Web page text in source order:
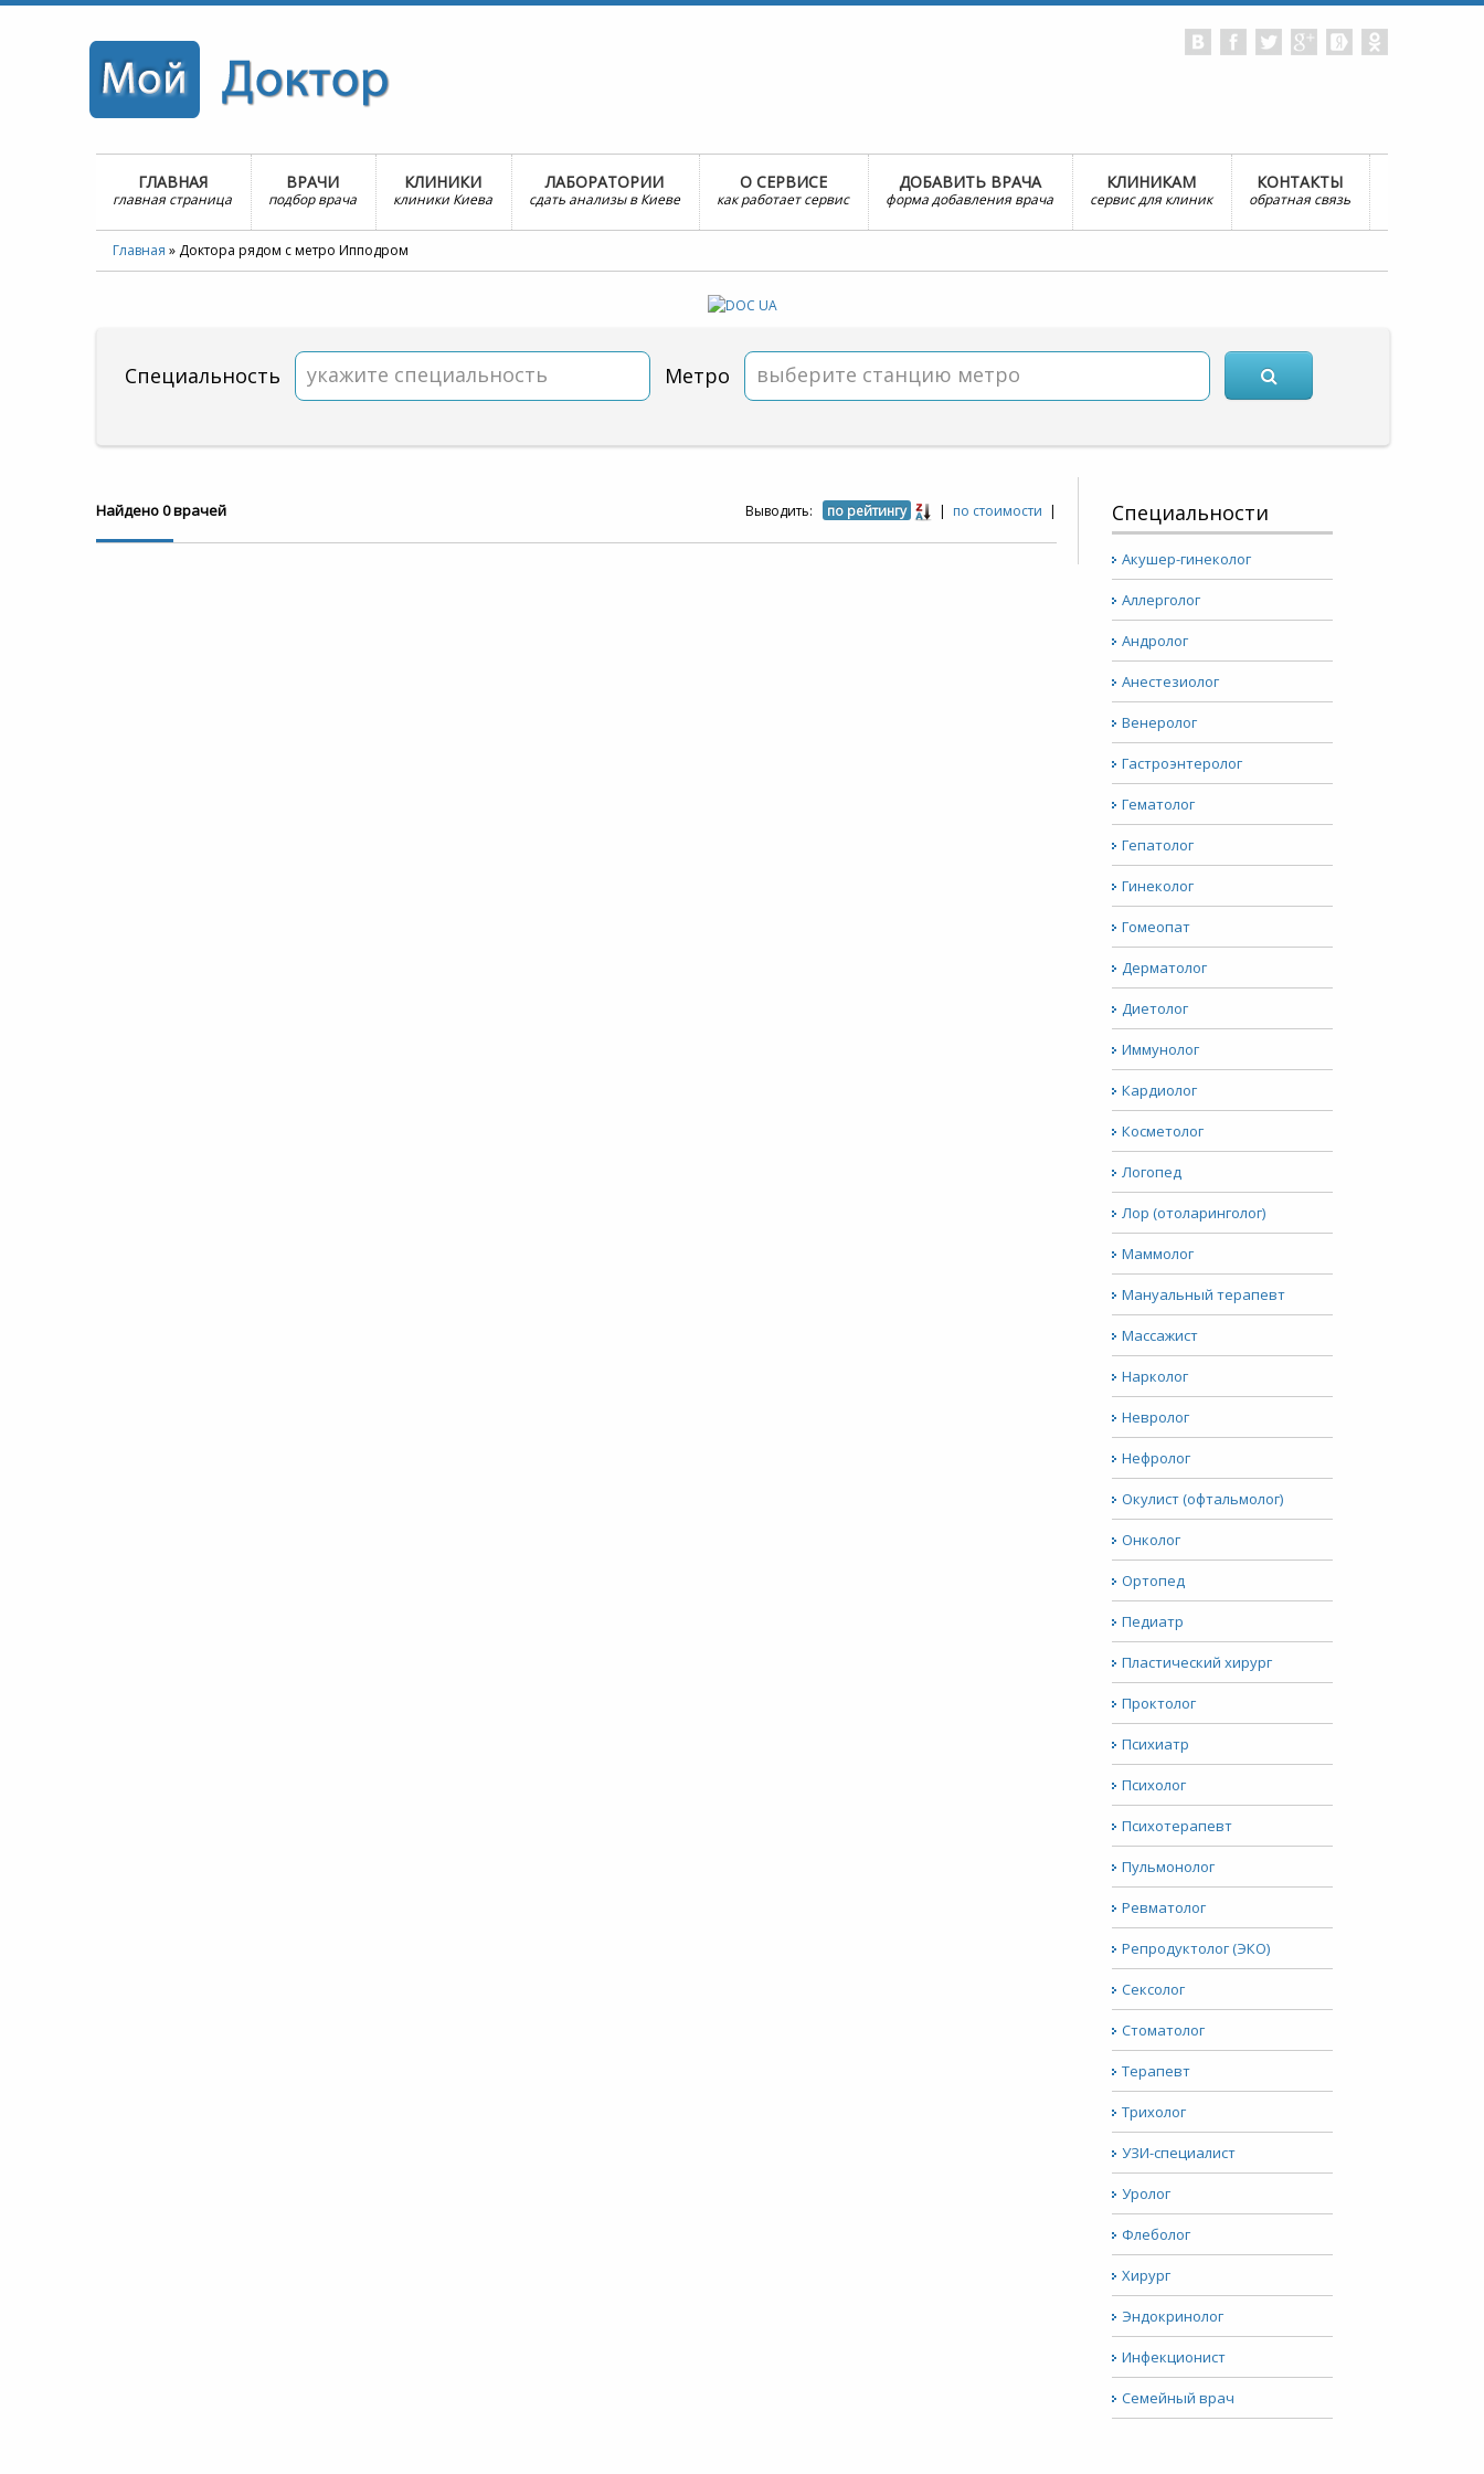
ГЛАВНАЯ
главная страница
ВРАЧИ
подбор врача
КЛИНИКИ
клиники Киева
ЛАБОРАТОРИИ
сдать анализы в Киеве
О СЕРВИСЕ
как работает сервис
ДОБАВИТЬ ВРАЧА
форма добавления врача
КЛИНИКАМ
сервис для клиник
КОНТАКТЫ
обратная связь
Главная » Доктора рядом с метро Ипподром
Специальность укажите специальность Метро выберите станцию метро
Найдено 0 врачей Выводить: по рейтингу | по стоимости | Специальности
Акушер-гинеколог
Аллерголог
Андролог
Анестезиолог
Венеролог
Гастроэнтеролог
Гематолог
Гепатолог
Гинеколог
Гомеопат
Дерматолог
Диетолог
Иммунолог
Кардиолог
Косметолог
Логопед
Лор (отоларинголог)
Маммолог
Мануальный терапевт
Массажист
Нарколог
Невролог
Нефролог
Окулист (офтальмолог)
Онколог
Ортопед
Педиатр
Пластический хирург
Проктолог
Психиатр
Психолог
Психотерапевт
Пульмонолог
Ревматолог
Репродуктолог (ЭКО)
Сексолог
Стоматолог
Терапевт
Трихолог
УЗИ-специалист
Уролог
Флеболог
Хирург
Эндокринолог
Инфекционист
Семейный врач